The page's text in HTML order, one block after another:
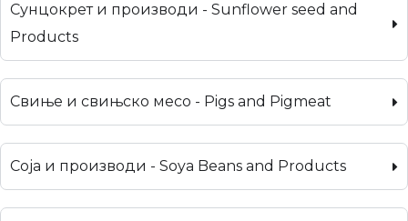
Сунцокрет и производи - Sunflower seed and
Products
Свиње и свињско месо - Pigs and Pigmeat
Соја и производи - Soya Beans and Products